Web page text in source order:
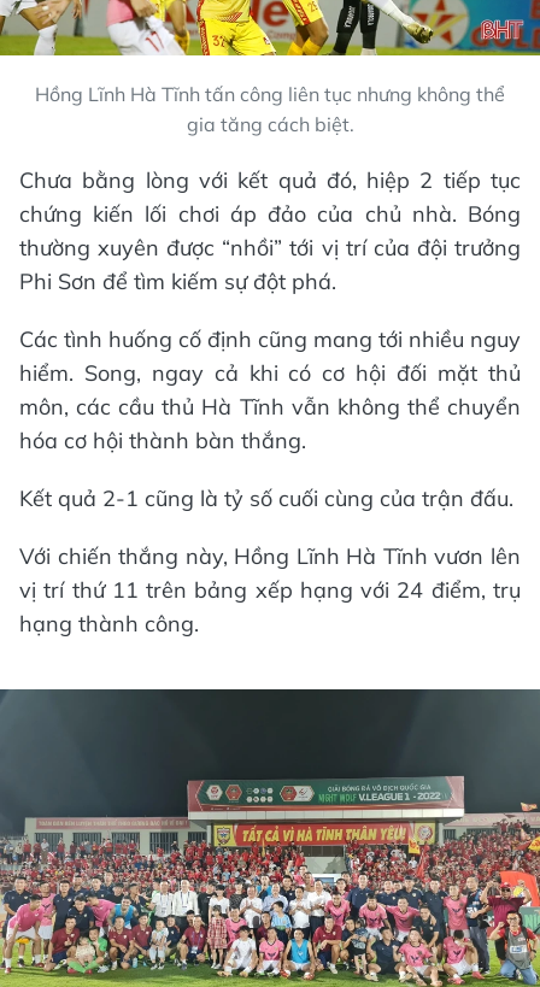
Hồng Lĩnh Hà Tĩnh tấn công liên tục nhưng không thể
gia tăng cách biệt.
Chưa bằng lòng với kết quả đó, hiệp 2 tiếp tục
chứng kiến lối chơi áp đảo của chủ nhà. Bóng
thường xuyên được “nhồi” tới vị trí của đội trưởng
Phi Sơn để tìm kiếm sự đột phá.
Các tình huống cố định cũng mang tới nhiều nguy
hiểm. Song, ngay cả khi có cơ hội đối mặt thủ
môn, các cầu thủ Hà Tĩnh vẫn không thể chuyển
hóa cơ hội thành bàn thắng.
Kết quả 2-1 cũng là tỷ số cuối cùng của trận đấu.
Với chiến thắng này, Hồng Lĩnh Hà Tĩnh vươn lên
vị trí thứ 11 trên bảng xếp hạng với 24 điểm, trụ
hạng thành công.